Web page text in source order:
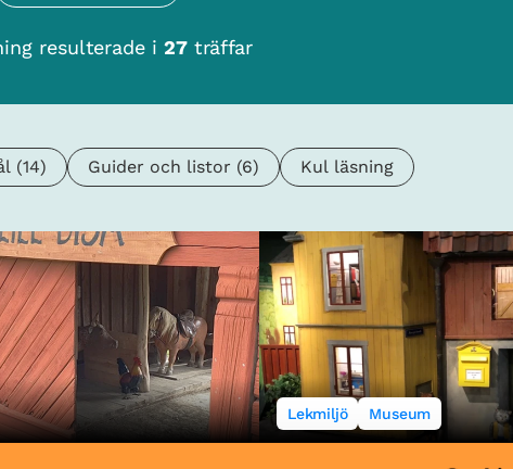
resulterade i 27träffar
(14) Guider och listor (6) Kul läsning
Lekmiljö Museum